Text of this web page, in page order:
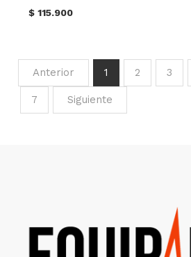
$115.900
Anterior 1 2 3
7 Siguiente